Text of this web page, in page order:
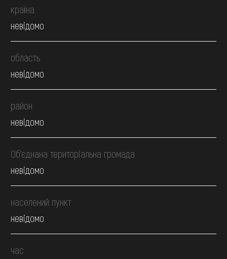
країна
невідомо
область
невідомо
район
невідомо
Об’єднана територіальна громада
невідомо
населений пункт
невідомо
час